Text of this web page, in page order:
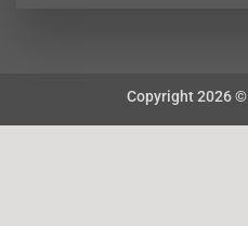
Copyright 2026 ©